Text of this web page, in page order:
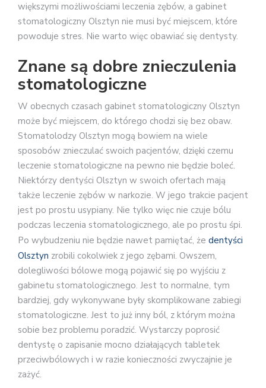
większymi możliwościami leczenia zębów, a gabinet
stomatologiczny Olsztyn nie musi być miejscem, które
powoduje stres. Nie warto więc obawiać się dentysty.
Znane są dobre znieczulenia
stomatologiczne
W obecnych czasach gabinet stomatologiczny Olsztyn
może być miejscem, do którego chodzi się bez obaw.
Stomatolodzy Olsztyn mogą bowiem na wiele
sposobów znieczulać swoich pacjentów, dzięki czemu
leczenie stomatologiczne na pewno nie będzie boleć.
Niektórzy dentyści Olsztyn w swoich ofertach mają
także leczenie zębów w narkozie. W jego trakcie pacjent
jest po prostu usypiany. Nie tylko więc nie czuje bólu
podczas leczenia stomatologicznego, ale po prostu śpi.
Po wybudzeniu nie będzie nawet pamiętać, że dentyści
Olsztyn zrobili cokolwiek z jego zębami. Owszem,
dolegliwości bólowe mogą pojawić się po wyjściu z
gabinetu stomatologicznego. Jest to normalne, tym
bardziej, gdy wykonywane były skomplikowane zabiegi
stomatologiczne. Jest to już inny ból, z którym można
sobie bez problemu poradzić. Wystarczy poprosić
dentystę o zapisanie mocno działających tabletek
przeciwbólowych i w razie konieczności zwyczajnie je
zażyć.